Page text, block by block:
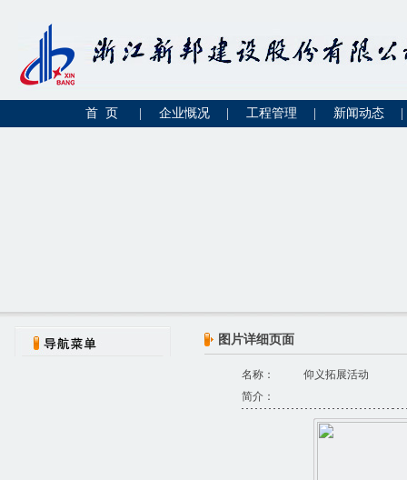
首 页 企业慨况 工程管理 新闻动态
图片详细页面
名称：
仰义拓展活动
简介：